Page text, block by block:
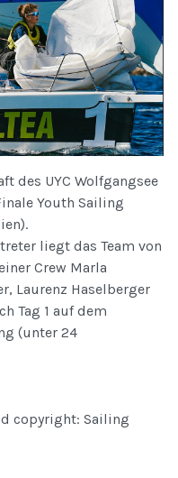
des UYC Wolfgangsee
Youth Sailing
liegt das Team von
Crew Marla
Laurenz Haselberger
Tag 1 auf dem
(unter 24
copyright: Sailing